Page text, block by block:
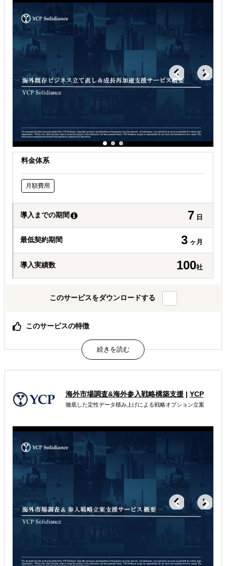
海外進出総合支援 海外進出戦略・事業計画立案
海外市場調査・マーケティング
解決できる課題
どの国に進出するべきか決めたい
自社商材の現地でのニーズを知りたい
料金体系
月額費用
導入までの期間 7 日
最低契約期間 3 ヶ月
導入実績数 100社
このサービスをダウンロードする
このサービスの特徴
スコープを定めず 海外ビジネス運営に係る全業務に対応
駐在員派遣費用と同等の リーズナブルな業務委託費
然るべきタイミングでの 内製化プロセスの徹底
海外進出総合支援 海外進出戦略・事業計画立案
解決できる課題
外国人材／グローバル人材を活用したい
自社商材の現地でのニーズを知りたい
海外におけるリスク・コストを低減したい
海外市場調査&海外参入戦略構築支援| YCP
徹底した定性データ積み上げによる戦略オプション立案